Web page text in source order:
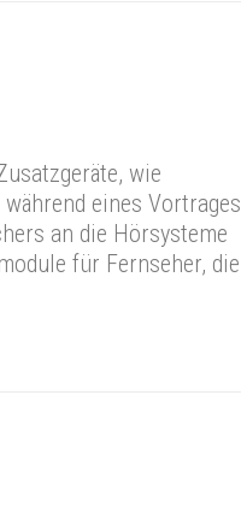
wie
eines Vortrages
an die Hörsysteme
für Fernseher, die